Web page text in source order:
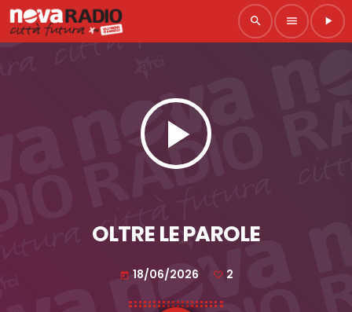
search menu play_arrow
play_arrow
OLTRE LE PAROLE
today 18/06/2026 2